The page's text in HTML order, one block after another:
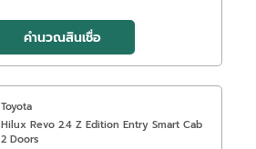
คำนวณสินเชื่อ
Toyota
Hilux Revo 2.4 Z Edition Entry Smart Cab
2 Doors